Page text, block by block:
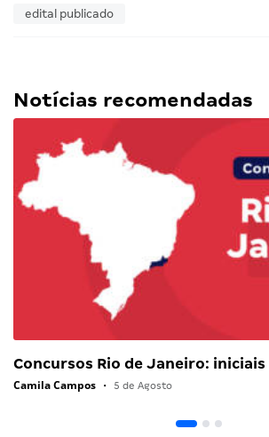
edital publicado
Notícias recomendadas
Concursos Rio de Janeiro:
Camila Campos • 5 de Agosto